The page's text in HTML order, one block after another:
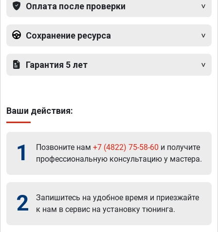
Оплата после проверки
Сохранение ресурса
Гарантия 5 лет
Ваши действия:
1 Позвоните нам +7 (4822) 75-58-60 и получите
профессиональную консультацию у мастера.
2
Запишитесь на удобное время и приезжайте
к нам в сервис на установку тюнинга.